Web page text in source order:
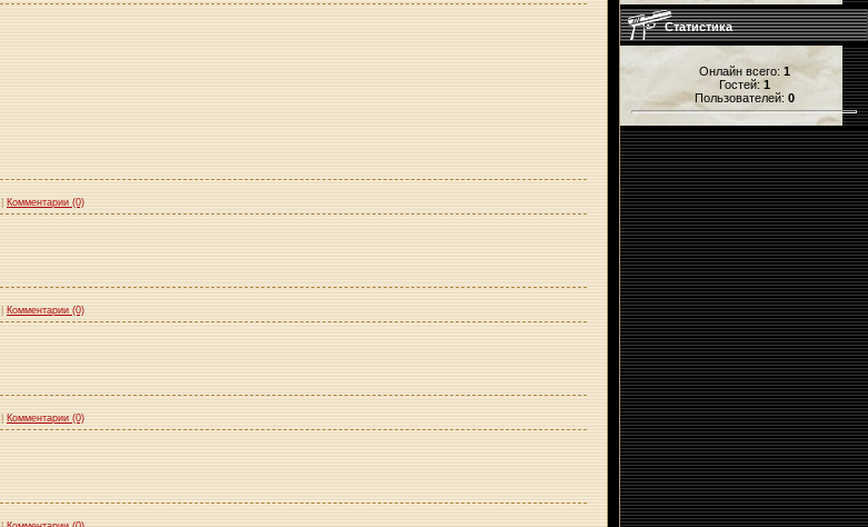
Комментарии (0)
Комментарии (0)
Комментарии (0)
Статистика
Онлайн всего: 1
Гостей: 1
Пользователей: 0